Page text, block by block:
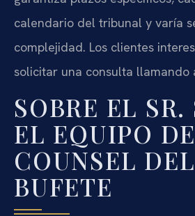
calendario del tribunal y varía
complejidad. Los clientes
solicitar una consulta llamando
SOBRE EL SR.
EL EQUIPO
COUNSEL DEL
BUFETE